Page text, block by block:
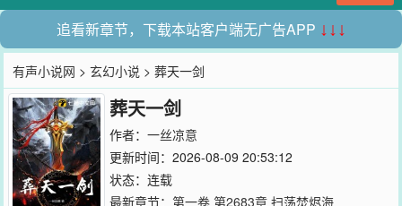
追看新章节，下载本站客户端无广告APP ↓↓↓
有声小说网 >玄幻小说 > 葬天一剑
葬天一剑
作者： 一丝凉意
更新时间：2026-08-09 20:53:12
状态：连载
最新章节： 第一卷 第2683章 扫荡焚烬海